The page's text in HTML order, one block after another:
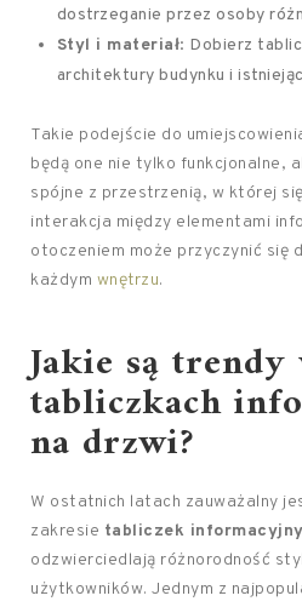
dostrzeganie przez osoby
Styl i materiał: Dobierz
architektury budynku i
Takie podejście do
będą one nie tylko funkcjonalne,
spójne z przestrzenią, w której
interakcja między elementami
otoczeniem może przyczynić się
każdym wnętrzu.
Jakie są trendy
tabliczkach
na drzwi?
W ostatnich latach zauważalny
zakresie tabliczek
odzwierciedlają różnorodność
użytkowników. Jednym z